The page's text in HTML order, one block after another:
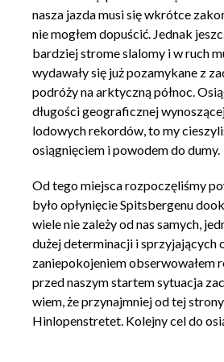
nasza jazda musi się wkrótce
nie mogłem dopuścić. Jednak
bardziej strome slalomy i w ruch
wydawały się już pozamykane z
podróży na arktyczną północ.
długości geograficznej
lodowych rekordów, to my
osiągnięciem i powodem do dumy.
Od tego miejsca rozpoczęliśmy
było opłynięcie Spitsbergenu
wiele nie zależy od nas samych,
dużej determinacji i sprzyjających
zaniepokojeniem obserwowałem
przed naszym startem sytuacja
wiem, że przynajmniej od tej
Hinlopenstretet. Kolejny cel do